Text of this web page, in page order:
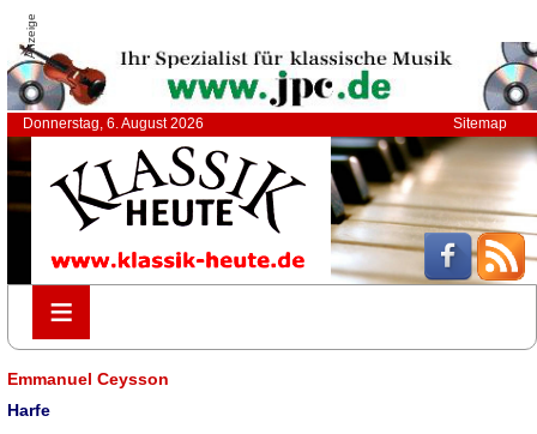
Anzeige
Donnerstag, 6. August 2026 Sitemap
≡
≡
Emmanuel Ceysson
Harfe